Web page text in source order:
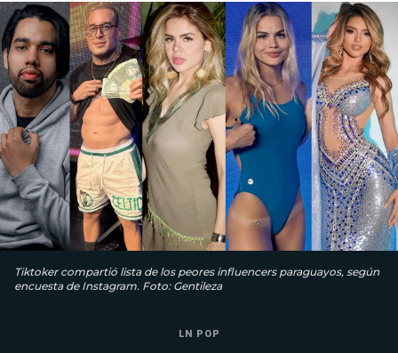
Tiktoker compartió lista de los peores influencers paraguayos, según
encuesta de Instagram. Foto: Gentileza
LN POP